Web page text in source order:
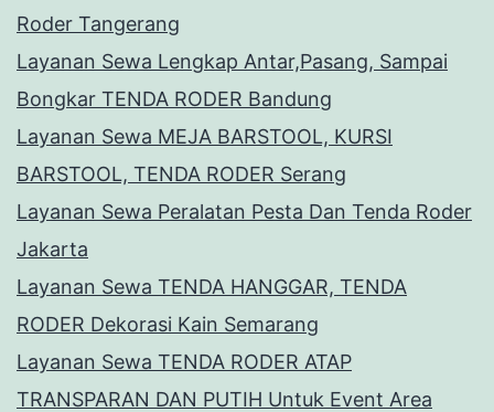
Roder Tangerang
Layanan Sewa Lengkap Antar,Pasang, Sampai
Bongkar TENDA RODER Bandung
Layanan Sewa MEJA BARSTOOL, KURSI
BARSTOOL, TENDA RODER Serang
Layanan Sewa Peralatan Pesta Dan Tenda Roder
Jakarta
Layanan Sewa TENDA HANGGAR, TENDA
RODER Dekorasi Kain Semarang
Layanan Sewa TENDA RODER ATAP
TRANSPARAN DAN PUTIH Untuk Event Area